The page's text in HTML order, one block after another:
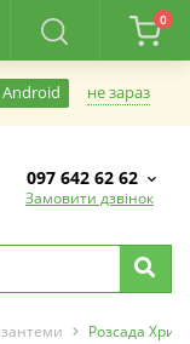
0
Android не зараз
097 642 62 62
Замовити дзвінок
Розсада